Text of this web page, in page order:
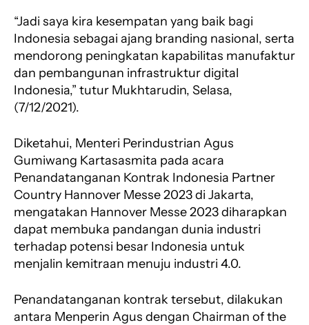
“Jadi saya kira kesempatan yang baik bagi
Indonesia sebagai ajang branding nasional, serta
mendorong peningkatan kapabilitas manufaktur
dan pembangunan infrastruktur digital
Indonesia,” tutur Mukhtarudin, Selasa,
(7/12/2021).
Diketahui, Menteri Perindustrian Agus
Gumiwang Kartasasmita pada acara
Penandatanganan Kontrak Indonesia Partner
Country Hannover Messe 2023 di Jakarta,
mengatakan Hannover Messe 2023 diharapkan
dapat membuka pandangan dunia industri
terhadap potensi besar Indonesia untuk
menjalin kemitraan menuju industri 4.0.
Penandatanganan kontrak tersebut, dilakukan
antara Menperin Agus dengan Chairman of the